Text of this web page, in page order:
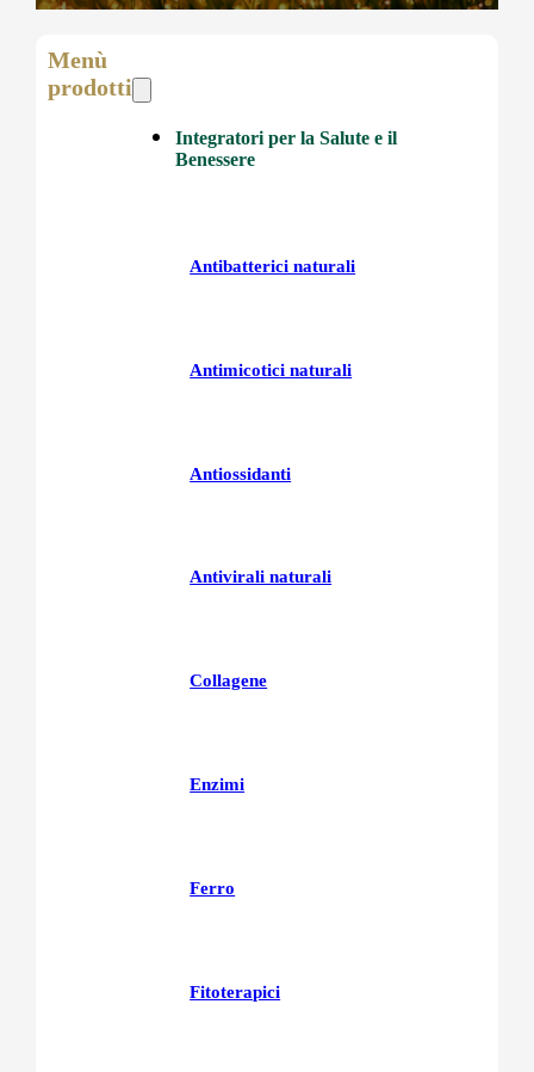
Menù
prodotti
Integratori per la Salute e il
Benessere
Antibatterici naturali
Antimicotici naturali
Antiossidanti
Antivirali naturali
Collagene
Enzimi
Ferro
Fitoterapici